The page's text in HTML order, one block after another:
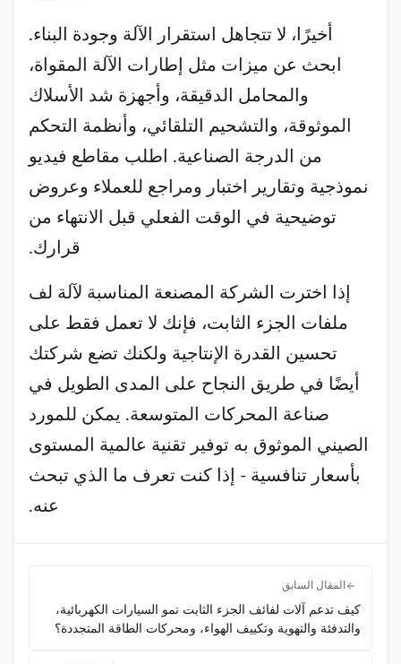
أخيرًا، لا تتجاهل استقرار الآلة وجودة البناء.
ابحث عن ميزات مثل إطارات الآلة المقواة،
والمحامل الدقيقة، وأجهزة شد الأسلاك
الموثوقة، والتشحيم التلقائي، وأنظمة التحكم
من الدرجة الصناعية. اطلب مقاطع فيديو
نموذجية وتقارير اختبار ومراجع للعملاء وعروض
توضيحية في الوقت الفعلي قبل الانتهاء من
قرارك.
إذا اخترت الشركة المصنعة المناسبة لآلة لف
ملفات الجزء الثابت، فإنك لا تعمل فقط على
تحسين القدرة الإنتاجية ولكنك تضع شركتك
أيضًا في طريق النجاح على المدى الطويل في
صناعة المحركات المتوسعة. يمكن للمورد
الصيني الموثوق به توفير تقنية عالمية المستوى
بأسعار تنافسية - إذا كنت تعرف ما الذي تبحث
المقال السابق
كيف تدعم آلات لفائف الجزء الثابت نمو السيارات الكهربائية،
والتدفئة والتهوية وتكييف الهواء، ومحركات الطاقة المتجددة؟